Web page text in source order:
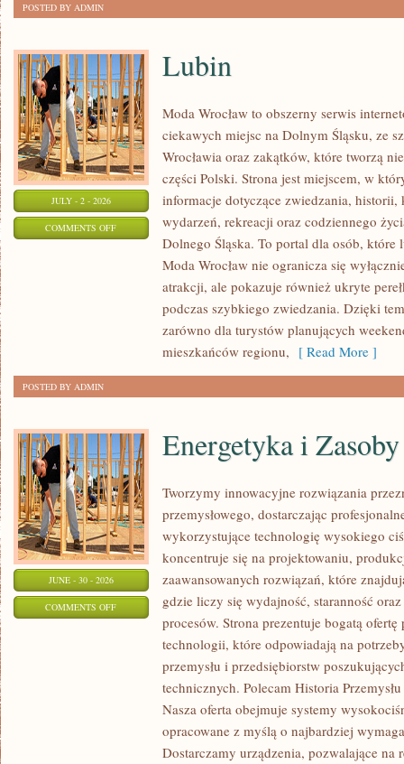
POSTED BY ADMIN
JULY - 2 - 2026
COMMENTS OFFON
Lubin
Moda Wrocław to obszerny serwis
ciekawych miejsc na Dolnym Śląsku, ze
Wrocławia oraz zakątków, które tworzą
części Polski. Strona jest miejscem, w
informacje dotyczące zwiedzania,
wydarzeń, rekreacji oraz codziennego
Dolnego Śląska. To portal dla osób,
Moda Wrocław nie ogranicza się
atrakcji, ale pokazuje również ukryte
podczas szybkiego zwiedzania. Dzięki
zarówno dla turystów planujących
mieszkańców regionu, [ Read More ]
POSTED BY ADMIN
JUNE - 30 - 2026
COMMENTS OFFON
ENERGETYKA
Energetyka i Zasoby
Tworzymy innowacyjne rozwiązania
przemysłowego, dostarczając
wykorzystujące technologię wysokiego
koncentruje się na projektowaniu,
zaawansowanych rozwiązań, które
gdzie liczy się wydajność, staranność
procesów. Strona prezentuje bogatą ofertę
technologii, które odpowiadają na
przemysłu i przedsiębiorstw
technicznych. Polecam Historia
Nasza oferta obejmuje systemy
opracowane z myślą o najbardziej
Dostarczamy urządzenia, pozwalające na